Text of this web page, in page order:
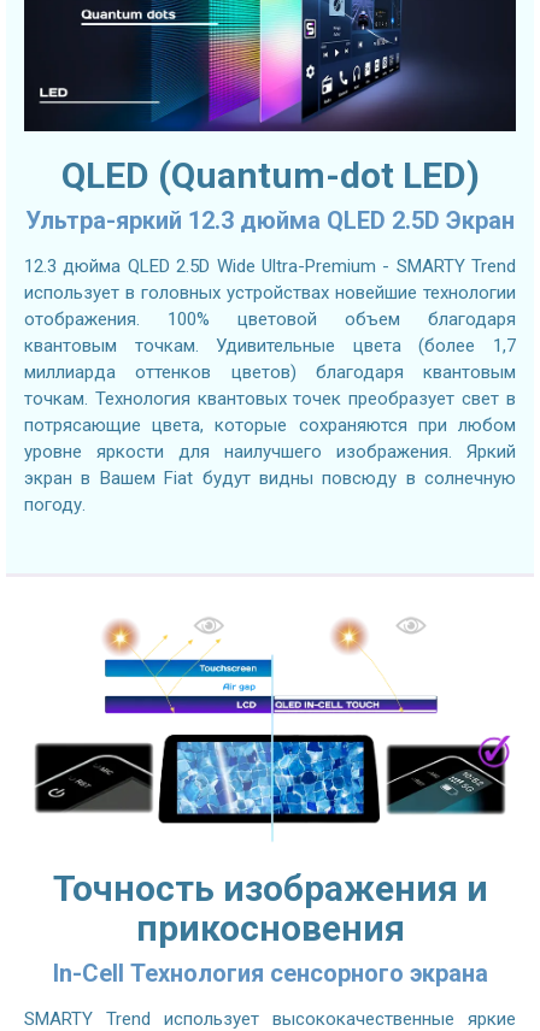
QLED (Quantum-dot LED)
Ультра-яркий 12.3 дюйма QLED 2.5D Экран
12.3 дюйма QLED 2.5D Wide Ultra-Premium - SMARTY Trend
использует в головных устройствах новейшие технологии
отображения. 100% цветовой объем благодаря
квантовым точкам. Удивительные цвета (более 1,7
миллиарда оттенков цветов) благодаря квантовым
точкам. Технология квантовых точек преобразует свет в
потрясающие цвета, которые сохраняются при любом
уровне яркости для наилучшего изображения. Яркий
экран в Вашем Fiat будут видны повсюду в солнечную
погоду.
Точность изображения и
прикосновения
In-Cell Технология сенсорного экрана
SMARTY Trend использует высококачественные яркие